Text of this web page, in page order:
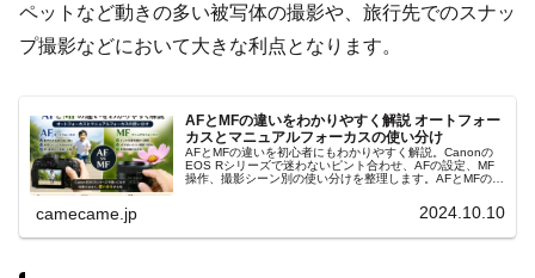
ペットなど動きの多い被写体の撮影や、旅行先でのスナッ
プ撮影などにおいて大きな利点となります。
AFとMFの違いをわかりやすく解説 オートフォー
カスとマニュアルフォーカスの使い分け
AFとMFの違いを初心者にもわかりやすく解説。Canonの
EOS Rシリーズで迷わないピント合わせ、AFの設定、MF
操作、撮影シーン別の使い分けを整理します。AFとMFの判
camecame.jp 2024.10.10